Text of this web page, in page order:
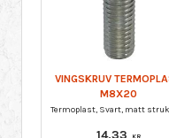
VINGSKRUV
M8X20